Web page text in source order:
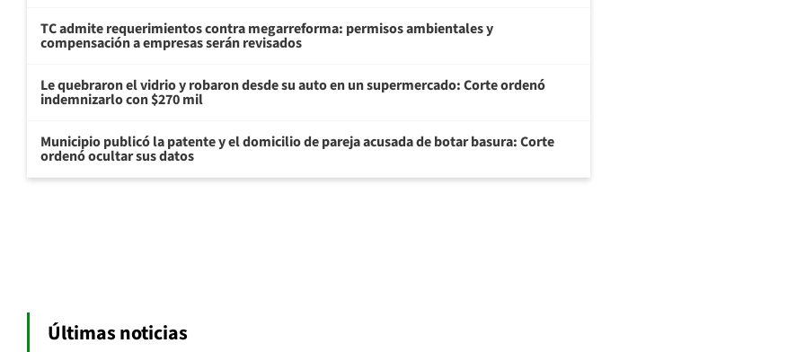
TC admite requerimientos contra megarreforma: permisos ambientales y
compensación a empresas serán revisados
Le quebraron el vidrio y robaron desde su auto en un supermercado: Corte ordenó
indemnizarlo con $270 mil
Municipio publicó la patente y el domicilio de pareja acusada de botar basura: Corte
ordenó ocultar sus datos
Últimas noticias